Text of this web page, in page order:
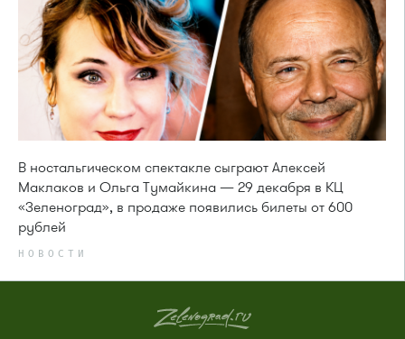
В ностальгическом спектакле сыграют Алексей
Маклаков и Ольга Тумайкина — 29 декабря в КЦ
«Зеленоград», в продаже появились билеты от 600
рублей
НОВОСТИ